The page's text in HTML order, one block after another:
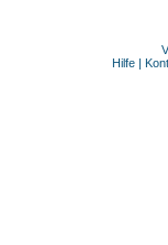
Hilfe |